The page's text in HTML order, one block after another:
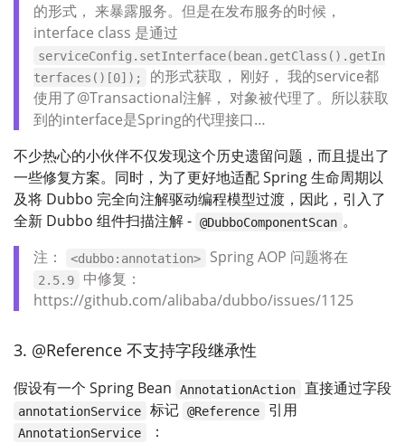
的形式， 来暴露服务。但是在发布服务的时候，
interface class 是通过
serviceConfig.setInterface(bean.getClass().getIn
terfaces()[0]);
的形式获取， 刚好， 我的service都
使用了@Transactional注解， 对象被代理了。所以获取
到的interface是Spring的代理接口…
不少热心的小伙伴不仅发现这个历史遗留问题，而且提出了
一些修复方案。同时，为了更好地适配 Spring 生命周期以
及将 Dubbo 完全向注解驱动编程模型过渡，因此，引入了
全新 Dubbo 组件扫描注解 - @DubboComponentScan 。
注：
<dubbo:annotation> Spring AOP 问题将在
2.5.9
中修复：
https://github.com/alibaba/dubbo/issues/1125
3. @Reference 不支持字段继承性
假设有一个 Spring Bean AnnotationAction 直接通过字段
annotationService 标记 @Reference 引用
AnnotationService ：